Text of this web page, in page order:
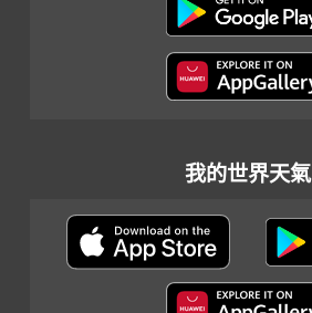
我的世界天氣